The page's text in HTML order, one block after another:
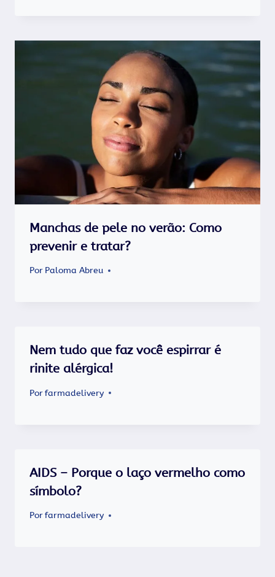
Manchas de pele no verão: Como
prevenir e tratar?
Por Paloma Abreu
Nem tudo que faz você espirrar é
rinite alérgica!
Porfarmadelivery
AIDS – Porque o laço vermelho como
símbolo?
Porfarmadelivery